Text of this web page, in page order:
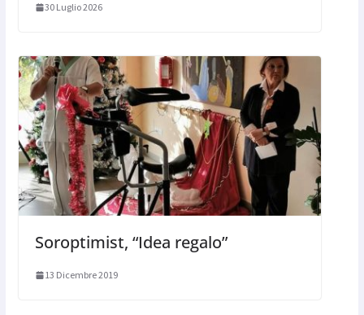
30 Luglio 2026
Soroptimist, “Idea regalo”
13 Dicembre 2019